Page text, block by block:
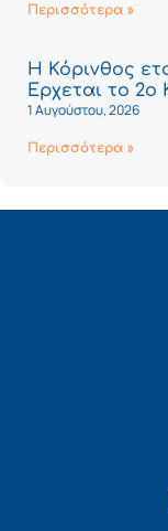
Περισσότερα »
Η Κόρινθος
Έρχεται το 2ο
1 Αυγούστου, 2026
Περισσότερα »